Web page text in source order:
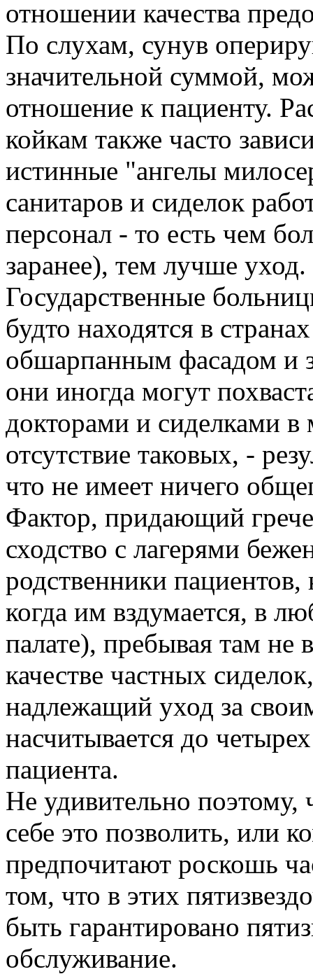
отношении качества
По слухам, сунув
значительной суммой,
отношение к пациенту.
койкам также часто
истинные "ангелы
санитаров и сиделок
персонал - то есть чем
заранее), тем лучше уход.
Государственные
будто находятся в
обшарпанным фасадом и
они иногда могут
докторами и сиделками
отсутствие таковых, -
что не имеет ничего
Фактор, придающий
сходство с лагерями
родственники
когда им вздумается, в
палате), пребывая там не
качестве частных
надлежащий уход за
насчитывается до
пациента.
Не удивительно поэтому,
себе это позволить, или
предпочитают роскошь
том, что в этих
быть гарантировано
обслуживание.